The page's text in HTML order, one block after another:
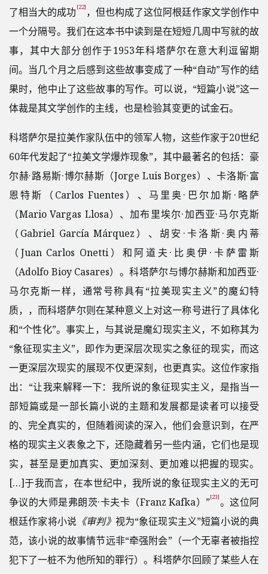
了相当大的成功 [22] ，但也构成了这位阿根廷作家文学创作中
一个分隔号。我们在这本书中读到是在短短几周中写就的故
事，其中大部分创作于1953年科塔萨尔在意大利逗留期
间。当几个月之后感到这些故事变成了一种“自动”写作的结
果时，他中止了这些故事的写作。可以说，“短篇小说”这一
体裁是其文学创作的主线，也是检验其变更的试金石。
科塔萨尔是拉美作家队伍中的领军人物，这些作家于20世纪
60年代发起了“拉美文学爆炸现象”，其中最著名的包括：豪
尔赫·路易斯·博尔赫斯（Jorge Luis Borges）、卡洛斯·富
恩特斯（Carlos Fuentes）、马里奥·巴尔加斯·略萨
（Mario Vargas Llosa）、加布里埃尔·加西亚·马尔克斯
（Gabriel García Márquez）、胡安·卡洛斯·奥内蒂
（Juan Carlos Onetti）和阿道夫·比奥伊·卡萨雷斯
（Adolfo Bioy Casares）。科塔萨尔与博尔赫斯和加西亚·
马尔克斯一样，通常号称具有“拉美现实主义”的魔幻特
质，，而科塔萨尔则在某种意义上对这一称号进行了具体化
和“个性化”。事实上，与其说是魔幻现实主义，不如称其为
“象征现实主义”，即作为更深层次现实之象征的现实，而这
一更深层次现实的展现不仅更深刻，也更真实。这位作家指
出：“让我来解释一下：我所说的象征现实主义，是指当一
部短篇或是一部长篇小说的主题和发展都是读者可以接受
的、完全真实的，但随着阅读的深入，他们会意识到，在严
格的现实主义表象之下，还隐藏着另一些内涵，它们也是现
实，甚至是更加真实、更加深刻、更加难以把握的现实。
[…]于我而言，在本世纪中，我所说的象征现实主义的无可
争议的大师是弗朗茨·卡夫卡（Franz Kafka）”[23]。这位阿
根廷作家将小说 《审判》 视为“象征现实主义”短篇小说的典
范，该小说的故事情节远非“牵强附会”（一个无辜者被指控
犯下了一桩不为他所知的罪行）。科塔萨尔回顾了某些人在